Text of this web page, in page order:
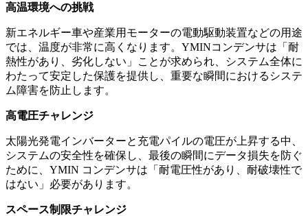
高温環境への挑戦
新エネルギー車や産業用モーターの電動駆動装置などの用途
では、温度が非常に高くなります。YMINコンデンサは「耐
熱性があり、劣化しない」ことが求められ、システム全体に
わたって安定した保護を提供し、重要な瞬間におけるシステ
ム障害を防止します。
高電圧チャレンジ
太陽光発電インバーターと充電パイルの電圧が上昇する中、
システムの安全性を確保し、最後の瞬間にデータ損失を防ぐ
ために、YMIN コンデンサは「耐電圧性があり、耐破壊性で
はない」必要があります。
スペース制限チャレンジ